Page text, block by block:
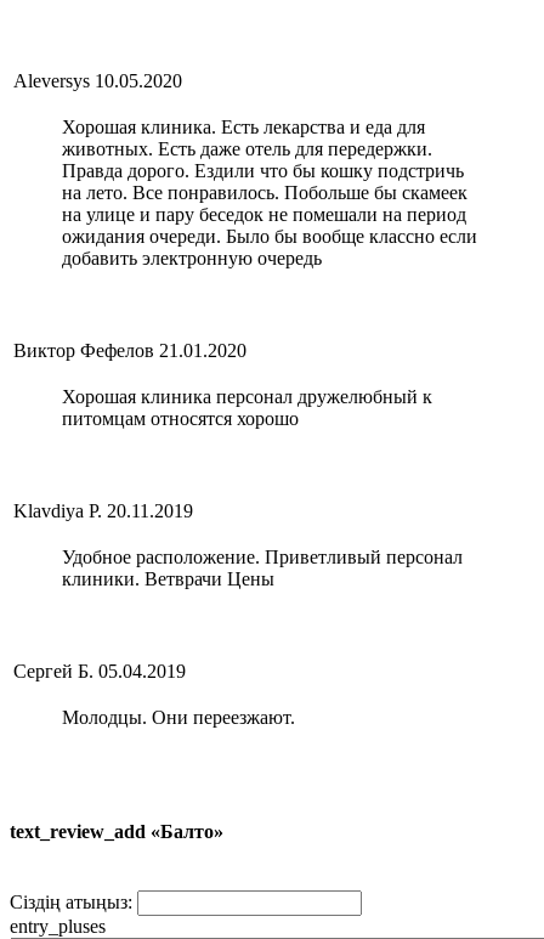
Aleversys 10.05.2020
Хорошая клиника. Есть лекарства и еда для
животных. Есть даже отель для передержки.
Правда дорого. Ездили что бы кошку подстричь
на лето. Все понравилось. Побольше бы скамеек
на улице и пару беседок не помешали на период
ожидания очереди. Было бы вообще классно если
добавить электронную очередь
Виктор Фефелов 21.01.2020
Хорошая клиника персонал дружелюбный к
питомцам относятся хорошо
Klavdiya P. 20.11.2019
Удобное расположение. Приветливый персонал
клиники. Ветврачи Цены
Сергей Б. 05.04.2019
Молодцы. Они переезжают.
text_review_add «Балто»
Сіздің атыңыз:
entry_pluses